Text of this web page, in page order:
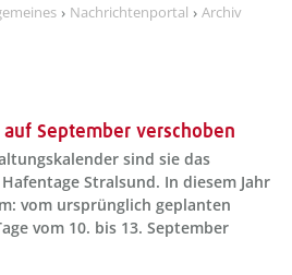
Nachrichtenportal
Archiv
September verschoben
sind sie das
Stralsund. In diesem Jahr
vom ursprünglich geplanten
vom 10. bis 13. September